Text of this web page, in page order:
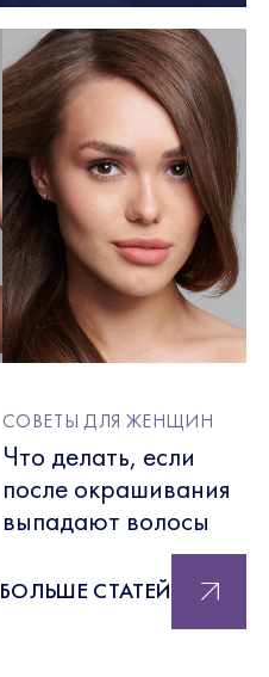
БОЛЬШЕ СТАТЕЙ
СОВЕТЫ ДЛЯ ЖЕНЩИН
Что делать, если
после окрашивания
выпадают волосы